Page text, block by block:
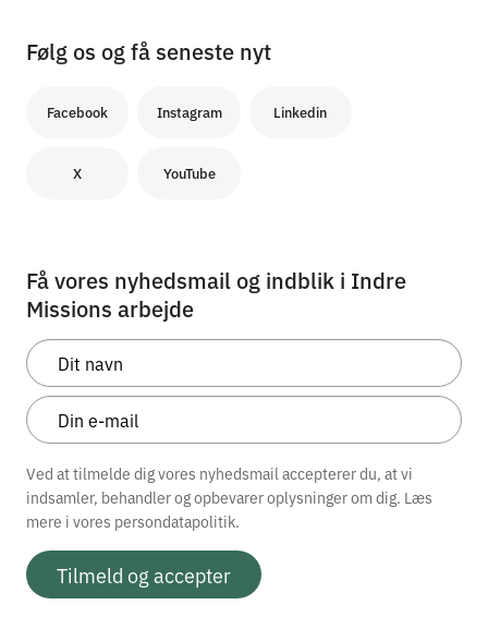
Følg os og få seneste nyt
Facebook Instagram Linkedin
X YouTube
Få vores nyhedsmail og indblik i Indre
Missions arbejde
Ved at tilmelde dig vores nyhedsmail accepterer du, at vi
indsamler, behandler og opbevarer oplysninger om dig. Læs
mere i vores persondatapolitik.
Tilmeld og accepter